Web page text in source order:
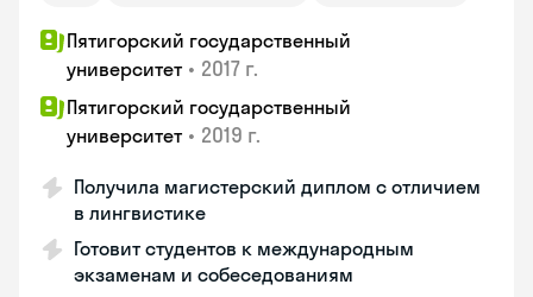
Пятигорский государственный
университет • 2017 г.
Пятигорский государственный
университет • 2019 г.
Получила магистерский диплом с отличием
в лингвистике
Готовит студентов к международным
экзаменам и собеседованиям